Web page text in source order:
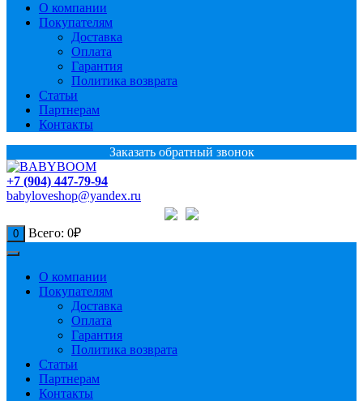
О компании
Покупателям
Доставка
Оплата
Гарантия
Политика возврата
Статьи
Партнерам
Контакты
Заказать обратный звонок
+7 (904) 447-79-94
babyloveshop@yandex.ru
0 Всего: 0₽
О компании
Покупателям
Доставка
Оплата
Гарантия
Политика возврата
Статьи
Партнерам
Контакты